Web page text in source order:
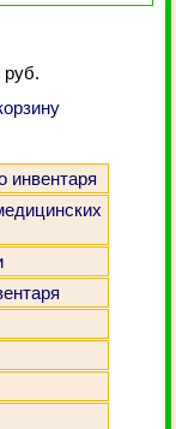
руб.
инвентаря